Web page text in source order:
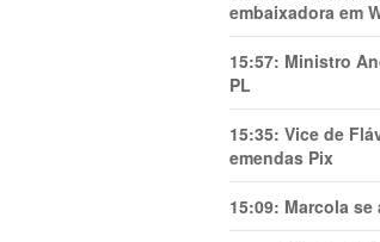
embaixadora em
15:57: Ministro
PL
15:35: Vice de
emendas Pix
15:09: Marcola